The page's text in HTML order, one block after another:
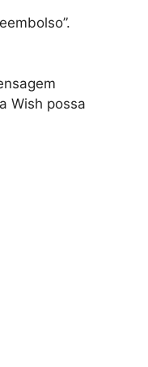
Wish possa